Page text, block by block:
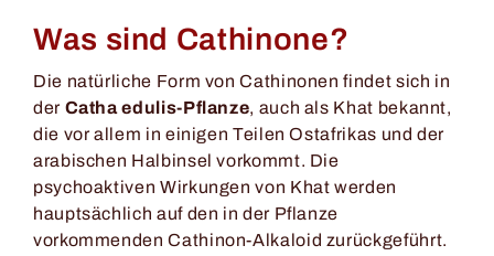
Was sind Cathinone?
Die natürliche Form von Cathinonen findet sich in
der Catha edulis-Pflanze, auch als Khat bekannt,
die vor allem in einigen Teilen Ostafrikas und der
arabischen Halbinsel vorkommt. Die
psychoaktiven Wirkungen von Khat werden
hauptsächlich auf den in der Pflanze
vorkommenden Cathinon-Alkaloid zurückgeführt.